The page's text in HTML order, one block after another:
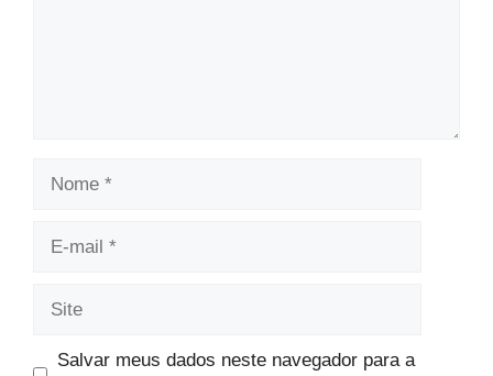
Salvar meus dados neste navegador para a